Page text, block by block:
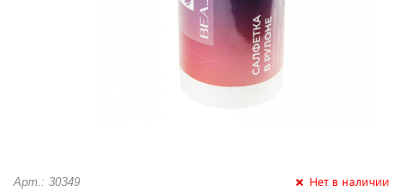
Арт.: 30349 Нет в наличии